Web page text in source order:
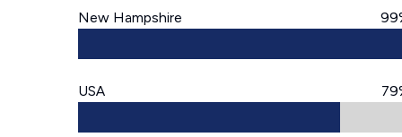
New Hampshire
USA